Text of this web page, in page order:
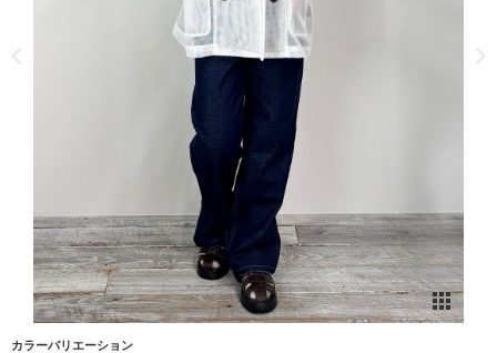
カラーバリエーション